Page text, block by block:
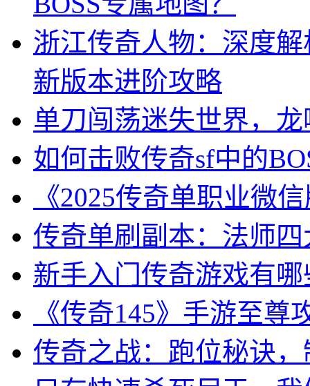
浙江传奇人物：深度
新版本进阶攻略
单刀闯荡迷失世界，
如何击败传奇sf中的
《2025传奇单职业微
传奇单刷副本：法师
新手入门传奇游戏有
《传奇145》手游至
传奇之战：跑位秘诀